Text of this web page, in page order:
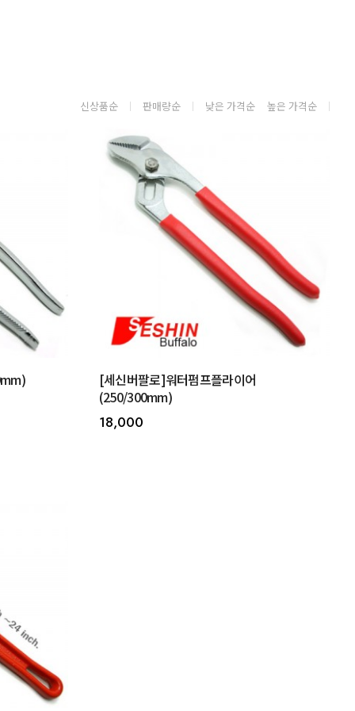
신상품순 판매량순 낮은 가격순 높은 가격순
[세신버팔로]워터펌프플라이어
(250/300mm)
18,000